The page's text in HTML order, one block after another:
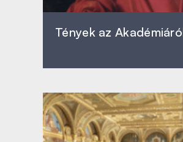
Tények az